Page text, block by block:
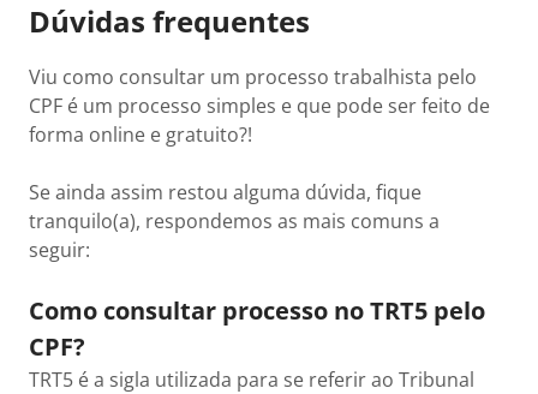
Dúvidas frequentes
Viu como consultar um processo trabalhista pelo
CPF é um processo simples e que pode ser feito de
forma online e gratuito?!
Se ainda assim restou alguma dúvida, fique
tranquilo(a), respondemos as mais comuns a
seguir:
Como consultar processo no TRT5 pelo
CPF?
TRT5 é a sigla utilizada para se referir ao Tribunal